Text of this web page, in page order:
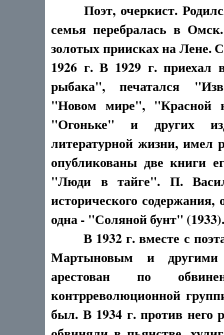
Поэт, очеркист.
семья перебралась в
золотых приисках на Лене.
1926 г. В 1929 г. приехал
рыбака", печатался
"Новом мире", "Красной
"Огоньке" и других
литературной жизни, имел
опубликованы две книги
"Люди в тайге". П.
исторического
одна - "Соляной бунт" (1933).
В 1932 г. вместе с
Мартыновым и другими
арестован по
контрреволюционной
был. В 1934 г. против него